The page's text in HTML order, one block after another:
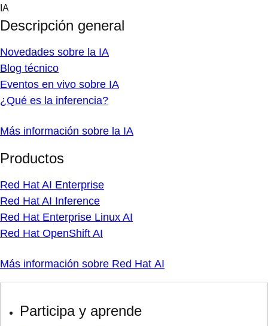
Skip
content
IA
Descripción general
Novedades sobre la IA
Blog técnico
Eventos en vivo sobre IA
¿Qué es la inferencia?
Más información sobre la IA
Productos
Red Hat AI Enterprise
Red Hat AI Inference
Red Hat Enterprise Linux AI
Red Hat OpenShift AI
Más información sobre Red Hat AI
Participa y aprende